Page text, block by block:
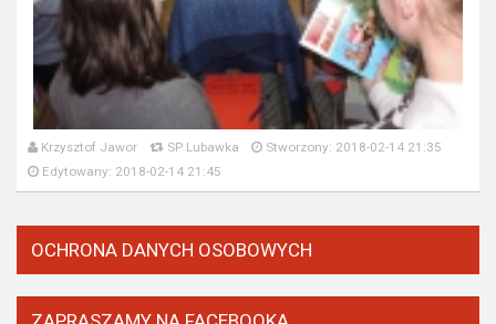
Krzysztof Jawor SP Lubawka
Stworzony: 2018-02-14 21:35
Edytowany: 2018-02-14 21:45
OCHRONA DANYCH OSOBOWYCH